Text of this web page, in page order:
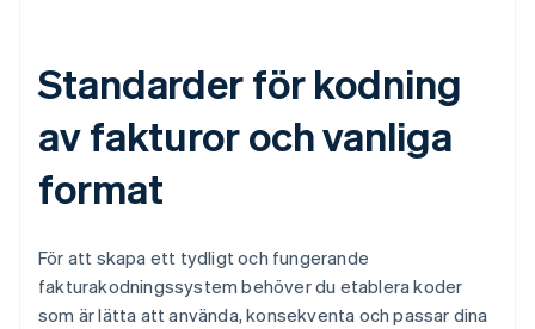
Standarder för kodning
av fakturor och vanliga
format
För att skapa ett tydligt och fungerande
fakturakodningssystem behöver du etablera koder
som är lätta att använda, konsekventa och passar dina